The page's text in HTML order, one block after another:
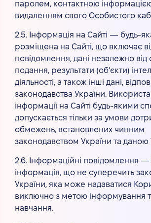
паролем, контактною
видаленням свого Особистого
2.5. Інформація на Сайті — будь-
розміщена на Сайті, що включає
повідомлення, дані незалежно від
подання, результати (об’єкти)
діяльності, а також інші дані,
законодавства України.
інформації на Сайті будь-якими
допускається тільки за умови
обмежень, встановлених чинним
законодавством України та даною
2.6. Інформаційні повідомлення —
інформація, що не суперечить
України, яка може надаватися
виключно з метою інформування
навчання.